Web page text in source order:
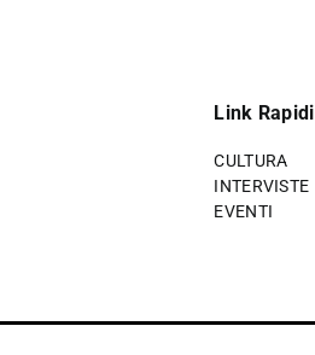
Link Rapidi
CULTURA
INTERVISTE
EVENTI